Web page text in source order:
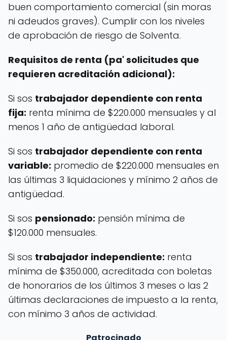
buen comportamiento comercial (sin moras
ni adeudos graves). Cumplir con los niveles
de aprobación de riesgo de Solventa.
Requisitos de renta (pa' solicitudes que
requieren acreditación adicional):
Si sos trabajador dependiente con renta
fija: renta mínima de $220.000 mensuales y al
menos 1 año de antigüedad laboral.
Si sos trabajador dependiente con renta
variable: promedio de $220.000 mensuales en
las últimas 3 liquidaciones y mínimo 2 años de
antigüedad.
Si sos pensionado: pensión mínima de
$120.000 mensuales.
Si sos trabajador independiente: renta
mínima de $350.000, acreditada con boletas
de honorarios de los últimos 3 meses o las 2
últimas declaraciones de impuesto a la renta,
con mínimo 3 años de actividad.